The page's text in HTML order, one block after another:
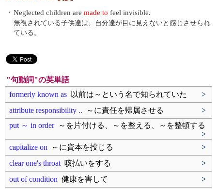
・ Neglected children are made to feel invisible.
無視されている子供達は、自分達が目に見えないと感じさせられ
ている。
"句動詞"の英単語
formerly known as 以前は～という名で知られていた
>
attribute responsibility .. ～に責任を帰属させる
>
put ～ in order～を片付ける、～を整える、～を整頓する
>
capitalize on ～に資本を投じる
>
clear one's throat 咳払いをする
>
out of condition 健康を害して
>